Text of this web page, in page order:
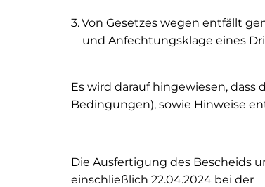
Von Gesetzes wegen entfällt
und Anfechtungsklage eines
Es wird darauf hingewiesen,
Bedingungen), sowie Hinweise
Die Ausfertigung des Bescheids
einschließlich 22.04.2024 bei der